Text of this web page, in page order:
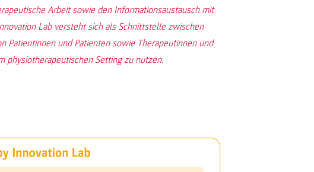
Arbeit sowie den Informationsaustausch mit
Lab versteht sich als Schnittstelle zwischen
Patientinnen und Patienten sowie Therapeutinnen und
physiotherapeutischen Setting zu nutzen.